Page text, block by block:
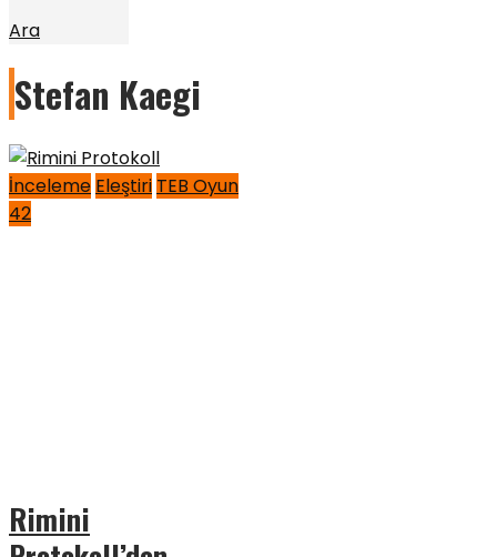
Ara
Stefan Kaegi
İnceleme Eleştiri TEB Oyun
42
Rimini